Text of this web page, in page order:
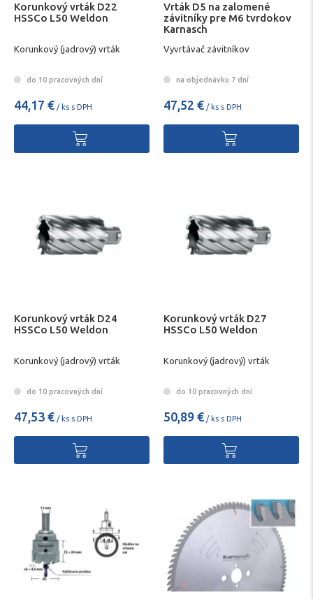
Korunkový vrták D22
HSSCo L50 Weldon
Korunkový (jadrový) vrták
do 10 pracovných dní
44,17 € / ks s DPH
Vrták D5 na zalomené
závitníky pre M6 tvrdokov
Karnasch
Vyvrtávač závitníkov
na objednávku 7 dní
47,52 € / ks s DPH
Korunkový vrták D24
HSSCo L50 Weldon
Korunkový (jadrový) vrták
do 10 pracovných dní
47,53 € / ks s DPH
Korunkový vrták D27
HSSCo L50 Weldon
Korunkový (jadrový) vrták
do 10 pracovných dní
50,89 € / ks s DPH